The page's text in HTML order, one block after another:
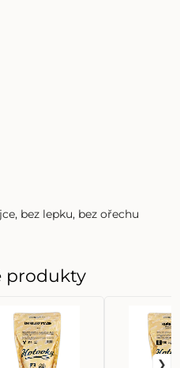
, bez lepku, bez ořechu
produkty